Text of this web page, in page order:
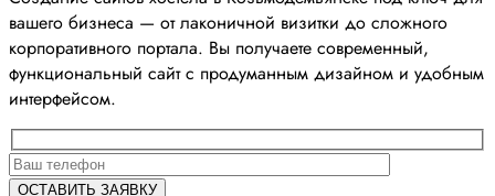
вашего бизнеса — от лаконичной визитки до сложного
корпоративного портала. Вы получаете современный,
функциональный сайт с продуманным дизайном и удобным
интерфейсом.